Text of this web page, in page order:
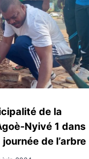
de la
Nyivé 1 dans
de l’arbre